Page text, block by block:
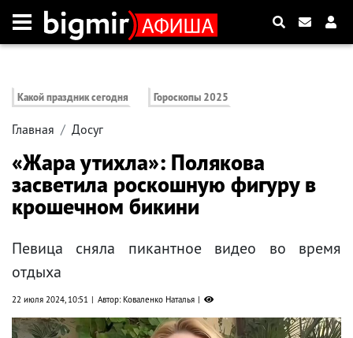
Какой праздник сегодня Гороскопы 2025
Главная Досуг
«Жара утихла»: Полякова
засветила роскошную фигуру в
крошечном бикини
Певица сняла пикантное видео во время
отдыха
22 июля 2024, 10:51 Автор: Коваленко Наталья